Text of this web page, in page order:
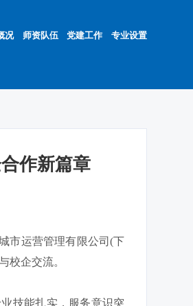
专业设置
党建工作
师资队伍
况
作新篇章
市运营管理有限公司(下
校企交流。
技能扎实，服务意识突